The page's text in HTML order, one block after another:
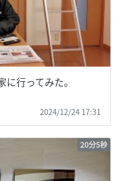
行ってみた。
2024/12/24 17:31
20分5秒